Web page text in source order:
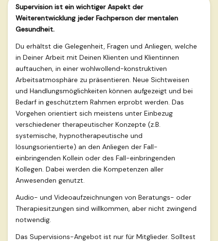
Supervision ist ein wichtiger Aspekt der
Weiterentwicklung jeder Fachperson der mentalen
Gesundheit.
Du erhältst die Gelegenheit, Fragen und Anliegen, welche
in Deiner Arbeit mit Deinen Klienten und Klientinnen
auftauchen, in einer wohlwollend-konstruktiven
Arbeitsatmosphäre zu präsentieren. Neue Sichtweisen
und Handlungsmöglichkeiten können aufgezeigt und bei
Bedarf in geschütztem Rahmen erprobt werden. Das
Vorgehen orientiert sich meistens unter Einbezug
verschiedener therapeutischer Konzepte (z.B.
systemische, hypnotherapeutische und
lösungsorientierte) an den Anliegen der Fall-
einbringenden Kollein oder des Fall-einbringenden
Kollegen. Dabei werden die Kompetenzen aller
Anwesenden genutzt.
Audio- und Videoaufzeichnungen von Beratungs- oder
Therapiesitzungen sind willkommen, aber nicht zwingend
notwendig.
Das Supervisions-Angebot ist nur für Mitglieder. Solltest